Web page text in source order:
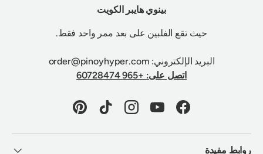
بينوي هايبر الكويت
حيث تقع الفلبين على بعد ممر واحد فقط.
البريد الإلكتروني: order@pinoyhyper.com
اتصل على: +965 60728474
Facebook
YouTube
Instagram
TikTok
Pinterest
روابط مفيدة